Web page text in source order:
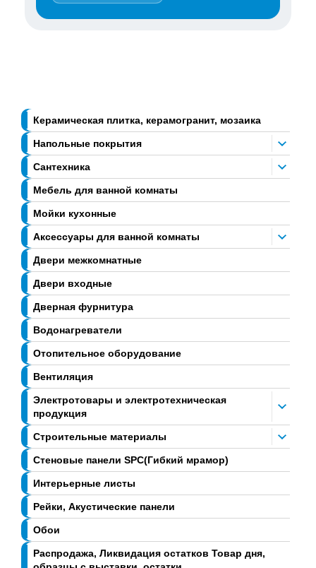
Керамическая плитка, керамогранит, мозаика
Напольные покрытия
Сантехника
Мебель для ванной комнаты
Мойки кухонные
Аксессуары для ванной комнаты
Двери межкомнатные
Двери входные
Дверная фурнитура
Водонагреватели
Отопительное оборудование
Вентиляция
Электротовары и электротехническая
продукция
Строительные материалы
Стеновые панели SPC(Гибкий мрамор)
Интерьерные листы
Рейки, Акустические панели
Обои
Распродажа, Ликвидация остатков Товар дня,